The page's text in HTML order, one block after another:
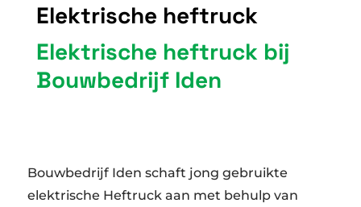
Elektrische heftruck
Elektrische heftruck bij
Bouwbedrijf Iden
Bouwbedrijf Iden schaft jong gebruikte
elektrische Heftruck aan met behulp van